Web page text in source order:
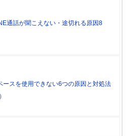
通話が聞こえない・途切れる原因8
ースを使用できない6つの原因と対処法